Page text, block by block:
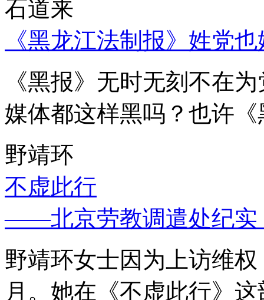
石道来
《黑龙江法制报》姓党
《黑报》无时无刻不在
媒体都这样黑吗？也许
野靖环
不虚此行
——北京劳教调遣处纪实
野靖环女士因为上访维
月。她在《不虚此行》